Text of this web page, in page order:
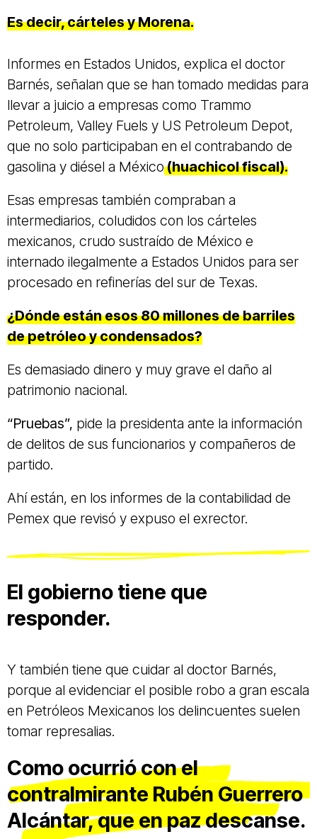
Es decir, cárteles y Morena.
Informes en Estados Unidos, explica el doctor
Barnés, señalan que se han tomado medidas para
llevar a juicio a empresas como Trammo
Petroleum, Valley Fuels y US Petroleum Depot,
que no solo participaban en el contrabando de
gasolina y diésel a México(huachicol fiscal).
Esas empresas también compraban a
intermediarios, coludidos con los cárteles
mexicanos, crudo sustraído de México e
internado ilegalmente a Estados Unidos para ser
procesado en refinerías del sur de Texas.
¿Dónde están esos 80 millones de barriles
de petróleo y condensados?
Es demasiado dinero y muy grave el daño al
patrimonio nacional.
“Pruebas”, pide la presidenta ante la información
de delitos de sus funcionarios y compañeros de
partido.
Ahí están, en los informes de la contabilidad de
Pemex que revisó y expuso el exrector.
El gobierno tiene que
responder.
Y también tiene que cuidar al doctor Barnés,
porque al evidenciar el posible robo a gran escala
en Petróleos Mexicanos los delincuentes suelen
tomar represalias.
Como ocurrió con el
contralmirante Rubén Guerrero
Alcántar, que en paz descanse.